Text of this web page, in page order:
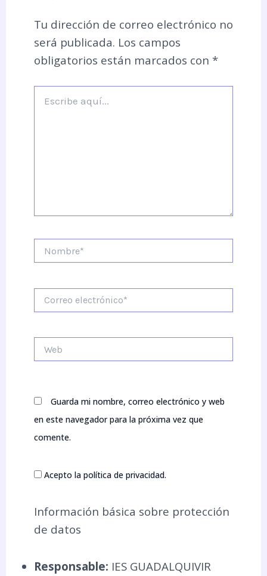
Tu dirección de correo electrónico no
será publicada. Los campos
obligatorios están marcados con *
aquí...
electrónico*
Guarda mi nombre, correo electrónico y web
en este navegador para la próxima vez que
comente.
Acepto la política de privacidad.
Información básica sobre protección
de datos
Responsable: IES GUADALQUIVIR